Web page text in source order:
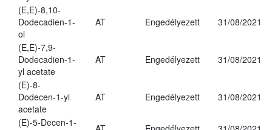
(E,E)-8,10-
Dodecadien-1-
ol
AT Engedélyezett 31/08/2021
(E,E)-7,9-
Dodecadien-1-
yl acetate
AT Engedélyezett 31/08/2021
(E)-8-
Dodecen-1-yl
acetate
AT Engedélyezett 31/08/2021
(E)-5-Decen-1-